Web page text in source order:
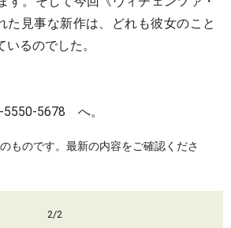
た見事な新作は、どれも彼女のこと
るのでした。
5678 へ。
ものです。最新の内容をご確認くださ
2/2